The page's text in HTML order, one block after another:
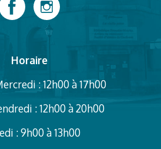
Horaire
: 12h00 à 17h00
: 12h00 à 20h00
: 9h00 à 13h00